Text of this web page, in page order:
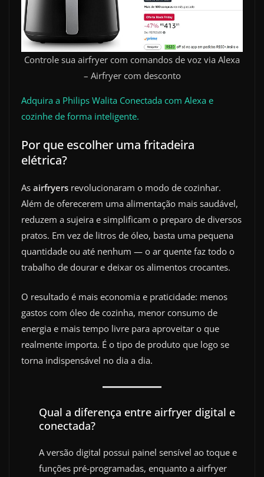
Controle sua airfryer com comandos de voz via Alexa
– Airfryer com desconto
Adquira a Philips Walita Conectada com Alexa e
cozinhe de forma inteligente.
Por que escolher uma fritadeira
elétrica?
As airfryers revolucionaram o modo de cozinhar.
Além de oferecerem uma alimentação mais saudável,
reduzem a sujeira e simplificam o preparo de diversos
pratos. Em vez de litros de óleo, basta uma pequena
quantidade ou até nenhum — o ar quente faz todo o
trabalho de dourar e deixar os alimentos crocantes.
O resultado é mais economia e praticidade: menos
gastos com óleo de cozinha, menor consumo de
energia e mais tempo livre para aproveitar o que
realmente importa. É o tipo de produto que logo se
torna indispensável no dia a dia.
Qual a diferença entre airfryer digital e
conectada?
A versão digital possui painel sensível ao toque e
funções pré-programadas, enquanto a airfryer